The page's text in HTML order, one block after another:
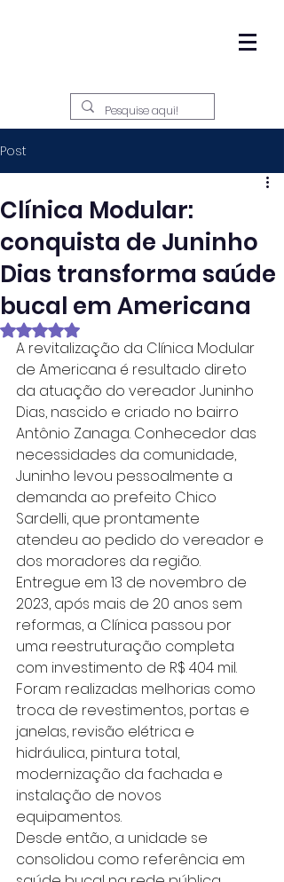
Post
Clínica Modular:
conquista de Juninho
Dias transforma saúde
bucal em Americana
Avaliado com NaN de 5 estrelas.
A revitalização da Clínica Modular
de Americana é resultado direto
da atuação do vereador Juninho
Dias, nascido e criado no bairro
Antônio Zanaga. Conhecedor das
necessidades da comunidade,
Juninho levou pessoalmente a
demanda ao prefeito Chico
Sardelli, que prontamente
atendeu ao pedido do vereador e
dos moradores da região.
Entregue em 13 de novembro de
2023, após mais de 20 anos sem
reformas, a Clínica passou por
uma reestruturação completa
com investimento de R$ 404 mil.
Foram realizadas melhorias como
troca de revestimentos, portas e
janelas, revisão elétrica e
hidráulica, pintura total,
modernização da fachada e
instalação de novos
equipamentos.
Desde então, a unidade se
consolidou como referência em